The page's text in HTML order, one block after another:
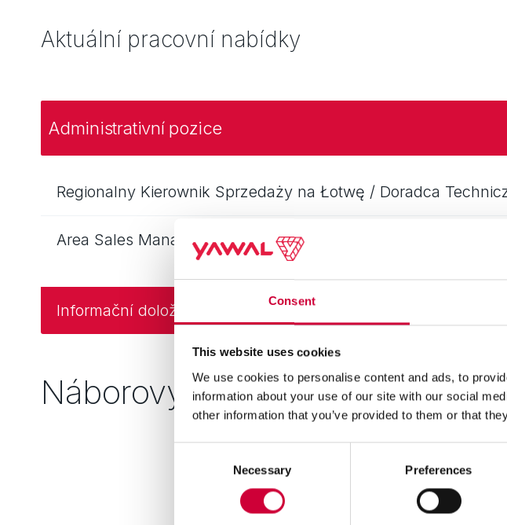
Consent
This website uses cookies
We use cookies to personalise content and ads, to
information about your use of our site with our social
other information that you’ve provided to them or that
Necessary Preferences
Aktuální pracovní nabídky
Administrativní pozice
Regionalny Kierownik
Area Sales Manager for Latvia / Technical Advisor for
Informační doložka pro uchazeče o zaměstnání
Náborový proces